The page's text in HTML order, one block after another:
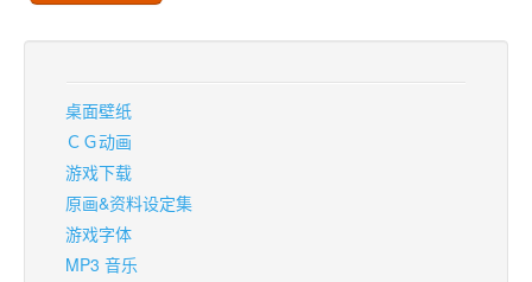
桌面壁纸
ＣＧ动画
游戏下载
原画&资料设定集
游戏字体
MP3 音乐